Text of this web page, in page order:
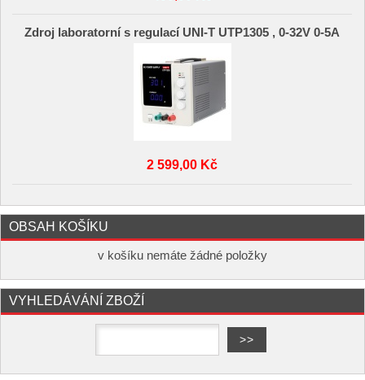
Zdroj laboratorní s regulací UNI-T UTP1305 , 0-32V 0-5A
2 599,00 Kč
OBSAH KOŠÍKU
v košíku nemáte žádné položky
VYHLEDÁVÁNÍ ZBOŽÍ